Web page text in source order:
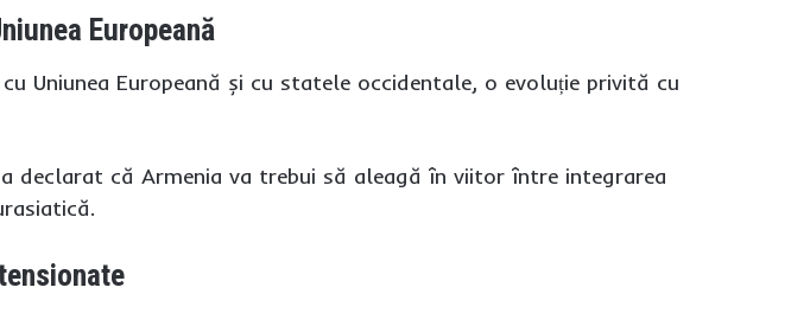
Europeană
Uniunea Europeană și cu statele occidentale, o evoluție privită cu
declarat că Armenia va trebui să aleagă în viitor între integrarea